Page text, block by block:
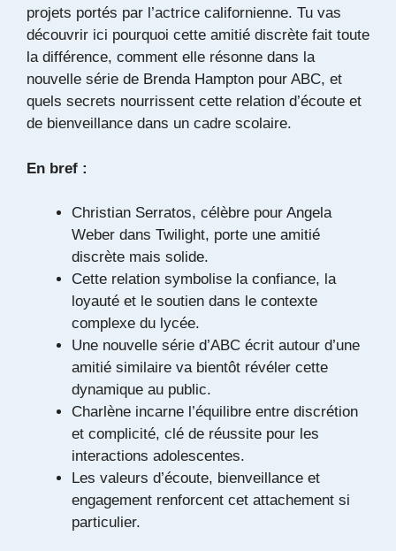
projets portés par l’actrice californienne. Tu vas
découvrir ici pourquoi cette amitié discrète fait toute
la différence, comment elle résonne dans la
nouvelle série de Brenda Hampton pour ABC, et
quels secrets nourrissent cette relation d’écoute et
de bienveillance dans un cadre scolaire.
En bref :
Christian Serratos, célèbre pour Angela
Weber dans Twilight, porte une amitié
discrète mais solide.
Cette relation symbolise la confiance, la
loyauté et le soutien dans le contexte
complexe du lycée.
Une nouvelle série d’ABC écrit autour d’une
amitié similaire va bientôt révéler cette
dynamique au public.
Charlène incarne l’équilibre entre discrétion
et complicité, clé de réussite pour les
interactions adolescentes.
Les valeurs d’écoute, bienveillance et
engagement renforcent cet attachement si
particulier.